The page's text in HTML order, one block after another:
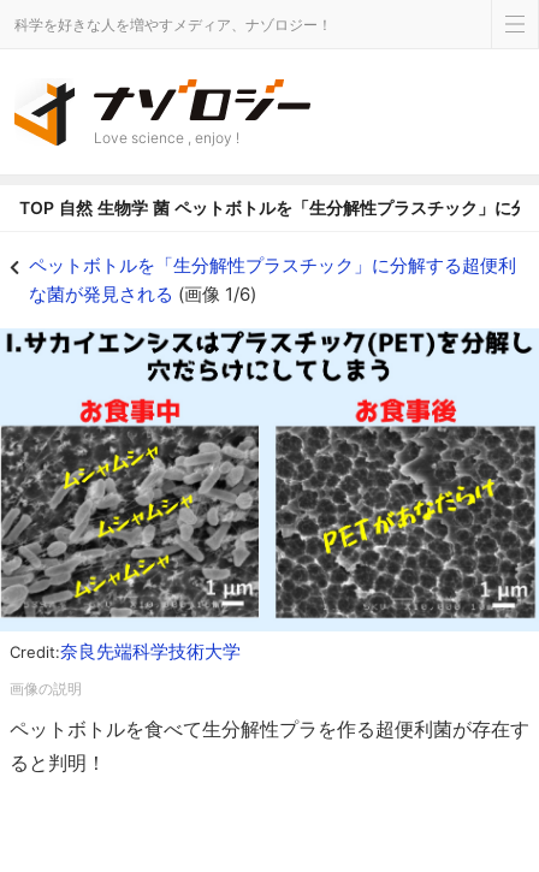
科学を好きな人を増やすメディア、ナゾロジー！
Love science , enjoy !
TOP 自然 生物学 菌 ペットボトルを「生分解性プラスチック」に分
ペットボトルを「生分解性プラスチック」に分解する超便利
な菌が発見される (画像 1/6)
Credit:奈良先端科学技術大学
ペットボトルを食べて生分解性プラを作る超便利菌が存在す
ると判明！